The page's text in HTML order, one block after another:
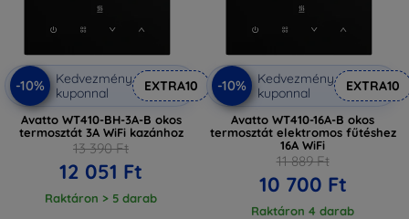
-10%
Kedvezmény
kuponnal
EXTRA10
Avatto WT410-BH-3A-B okos
termosztát 3A WiFi kazánhoz
13 390 Ft
12 051 Ft
Raktáron > 5 darab
-10%
Kedvezmény
kuponnal
EXTRA10
Avatto WT410-16A-B okos
termosztát elektromos fűtéshez
16A WiFi
11 889 Ft
10 700 Ft
Raktáron 4 darab